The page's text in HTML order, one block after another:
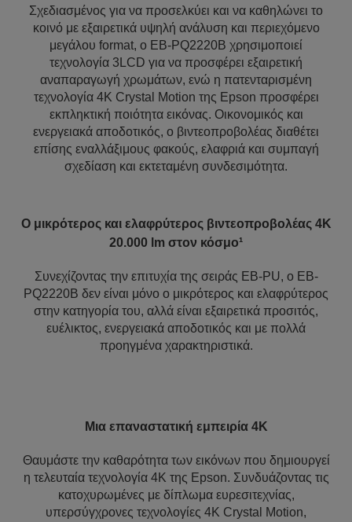
Σχεδιασμένος για να προσελκύει και να καθηλώνει το
κοινό με εξαιρετικά υψηλή ανάλυση και περιεχόμενο
μεγάλου format, ο EB-PQ2220B χρησιμοποιεί
τεχνολογία 3LCD για να προσφέρει εξαιρετική
αναπαραγωγή χρωμάτων, ενώ η πατενταρισμένη
τεχνολογία 4K Crystal Motion της Epson προσφέρει
εκπληκτική ποιότητα εικόνας. Οικονομικός και
ενεργειακά αποδοτικός, ο βιντεοπροβολέας διαθέτει
επίσης εναλλάξιμους φακούς, ελαφριά και συμπαγή
σχεδίαση και εκτεταμένη συνδεσιμότητα.
Ο μικρότερος και ελαφρύτερος βιντεοπροβολέας 4K
20.000 lm στον κόσμο¹
Συνεχίζοντας την επιτυχία της σειράς EB-PU, ο EB-
PQ2220B δεν είναι μόνο ο μικρότερος και ελαφρύτερος
στην κατηγορία του, αλλά είναι εξαιρετικά προσιτός,
ευέλικτος, ενεργειακά αποδοτικός και με πολλά
προηγμένα χαρακτηριστικά.
Μια επαναστατική εμπειρία 4K
Θαυμάστε την καθαρότητα των εικόνων που δημιουργεί
η τελευταία τεχνολογία 4K της Epson. Συνδυάζοντας τις
κατοχυρωμένες με δίπλωμα ευρεσιτεχνίας,
υπερσύγχρονες τεχνολογίες 4K Crystal Motion,